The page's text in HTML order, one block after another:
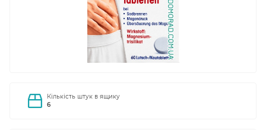
Кількість штук в ящику
6